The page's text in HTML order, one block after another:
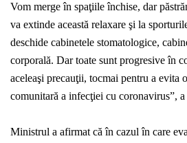
Vom merge în spaţiile închise, dar
va extinde această relaxare şi la
deschide cabinetele stomatologice,
corporală. Dar toate sunt progresive în
aceleaşi precauţii, tocmai pentru a evita
comunitară a infecţiei cu coronavirus”,
Ministrul a afirmat că în cazul în care